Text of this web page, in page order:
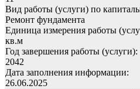
Вид работы (услуги) по
Ремонт фундамента
Единица измерения работы
кв.м
Год завершения работы (услуги):
2042
Дата заполнения информации:
26.06.2025